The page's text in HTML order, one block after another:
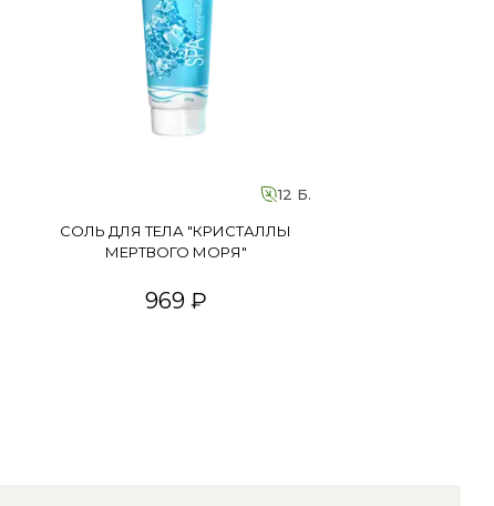
12 Б.
СОЛЬ ДЛЯ ТЕЛА "КРИСТАЛЛЫ
МЕРТВОГО МОРЯ"
969 ₽